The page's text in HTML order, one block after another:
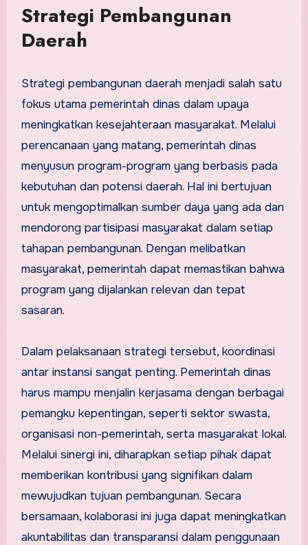
Strategi Pembangunan
Daerah
Strategi pembangunan daerah menjadi salah satu
fokus utama pemerintah dinas dalam upaya
meningkatkan kesejahteraan masyarakat. Melalui
perencanaan yang matang, pemerintah dinas
menyusun program-program yang berbasis pada
kebutuhan dan potensi daerah. Hal ini bertujuan
untuk mengoptimalkan sumber daya yang ada dan
mendorong partisipasi masyarakat dalam setiap
tahapan pembangunan. Dengan melibatkan
masyarakat, pemerintah dapat memastikan bahwa
program yang dijalankan relevan dan tepat
sasaran.
Dalam pelaksanaan strategi tersebut, koordinasi
antar instansi sangat penting. Pemerintah dinas
harus mampu menjalin kerjasama dengan berbagai
pemangku kepentingan, seperti sektor swasta,
organisasi non-pemerintah, serta masyarakat lokal.
Melalui sinergi ini, diharapkan setiap pihak dapat
memberikan kontribusi yang signifikan dalam
mewujudkan tujuan pembangunan. Secara
bersamaan, kolaborasi ini juga dapat meningkatkan
akuntabilitas dan transparansi dalam penggunaan